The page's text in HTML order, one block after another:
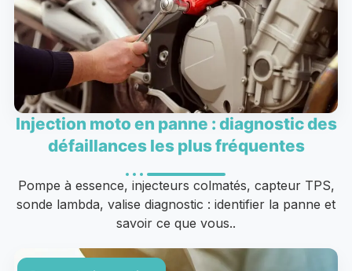
Injection moto en panne : diagnostic des
défaillances les plus fréquentes
Pompe à essence, injecteurs colmatés, capteur TPS,
sonde lambda, valise diagnostic : identifier la panne et
savoir ce que vous..